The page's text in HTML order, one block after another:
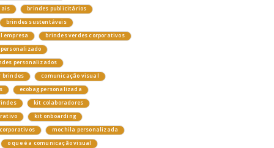
brindes publicitários
brindes sustentáveis
empresa
brindes verdes corporativos
personalizados
brindes
comunicação visual
ecobag personalizada
kit colaboradores
kit onboarding
mochila personalizada
o que é a comunicação visual